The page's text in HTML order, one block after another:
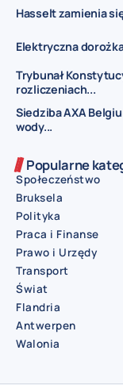
Hasselt zamienia
Elektryczna
Trybunał
rozliczeniach...
Siedziba AXA
wody...
Popularne
Społeczeństwo
Bruksela
Polityka
Praca i Finanse
Prawo i Urzędy
Transport
Świat
Flandria
Antwerpen
Walonia